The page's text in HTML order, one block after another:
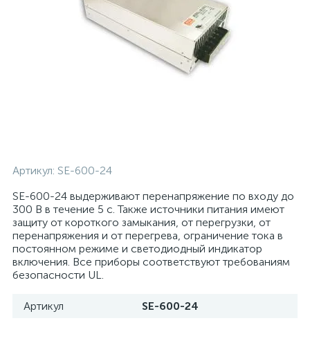
Артикул: SE-600-24
SE-600-24 выдерживают перенапряжение по входу до
300 В в течение 5 с. Также источники питания имеют
защиту от короткого замыкания, от перегрузки, от
перенапряжения и от перегрева, ограничение тока в
постоянном режиме и светодиодный индикатор
включения. Все приборы соответствуют требованиям
безопасности UL.
Артикул SE-600-24